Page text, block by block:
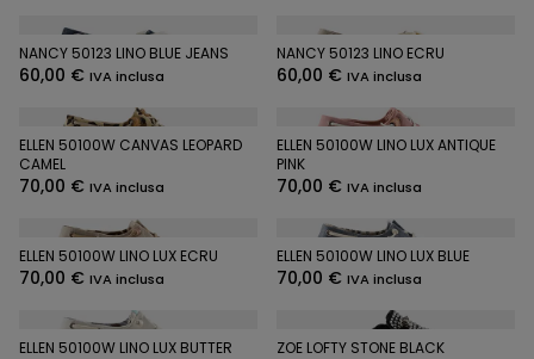
NANCY 50123 LINO BLUE JEANS
60,00 € IVA inclusa
NANCY 50123 LINO ECRU
60,00 € IVA inclusa
ELLEN 50100W CANVAS LEOPARD
CAMEL
70,00 € IVA inclusa
ELLEN 50100W LINO LUX ANTIQUE
PINK
70,00 € IVA inclusa
ELLEN 50100W LINO LUX ECRU
70,00 € IVA inclusa
ELLEN 50100W LINO LUX BLUE
70,00 € IVA inclusa
ELLEN 50100W LINO LUX BUTTER ZOE LOFTY STONE BLACK